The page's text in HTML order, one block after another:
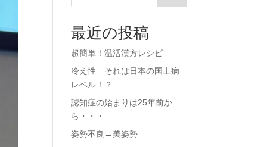
最近の投稿
超簡単！温活漢方レシピ
冷え性 それは日本の国土病
レベル！？
認知症の始まりは25年前か
ら・・・
姿勢不良→美姿勢